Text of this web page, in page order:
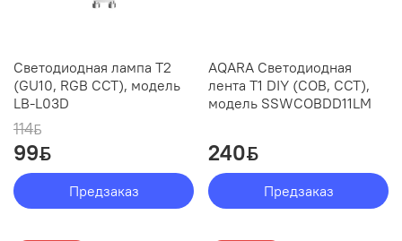
Светодиодная лампа T2
(GU10, RGB CCT), модель
LB-L03D
114ƃ
99ƃ
Предзаказ
AQARA Светодиодная
лента T1 DIY (COB, CCT),
модель SSWCOBDD11LM
240ƃ
Предзаказ